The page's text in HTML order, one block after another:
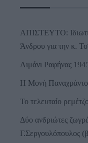
ΑΠΙΣΤΕΥΤΟ:
Άνδρου για την κ.
Λιμάνι Ραφήνας
Η Μονή
Το τελευταίο
Δύο ανδριώτες
Γ.Σεργουλόπουλος